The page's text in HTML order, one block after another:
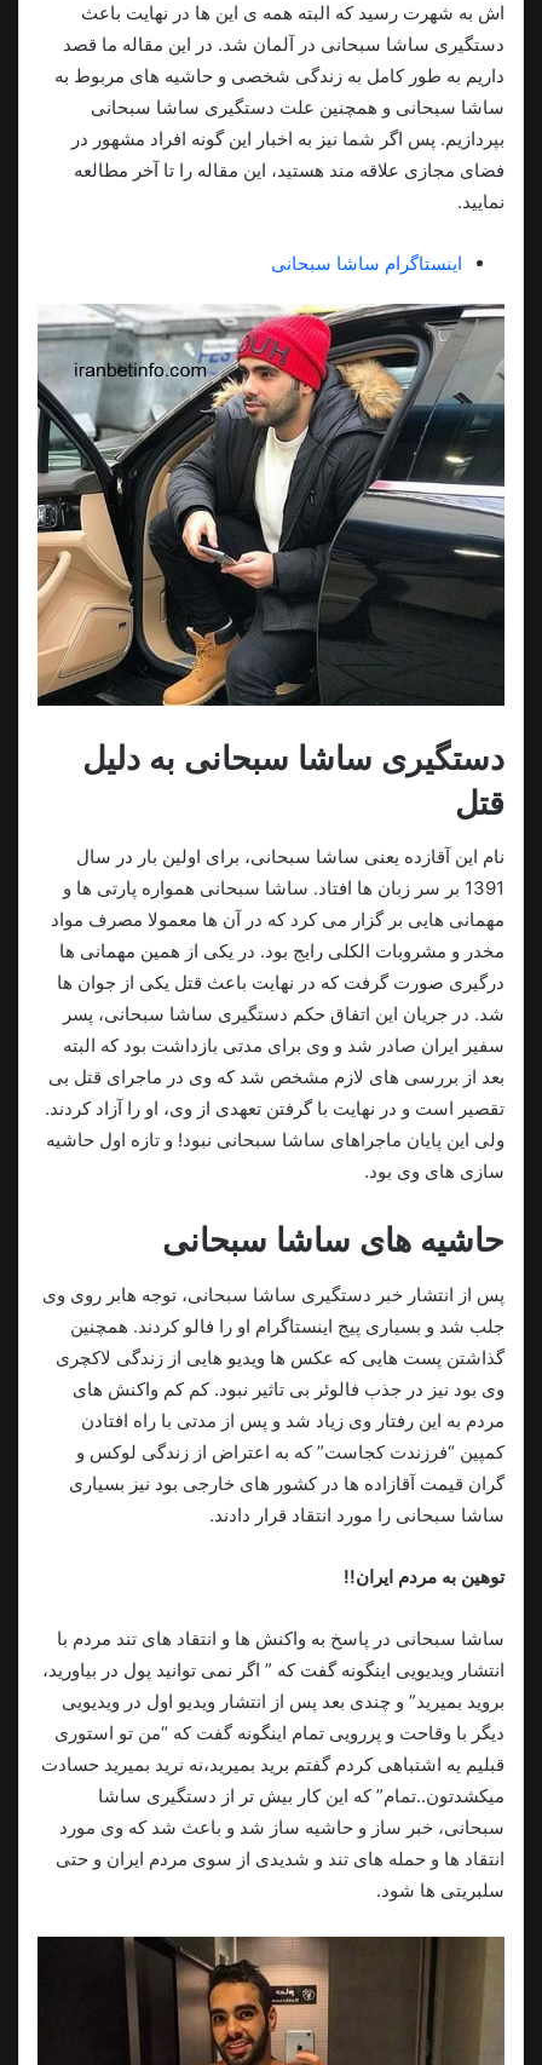
اش به شهرت رسید که البته همه ی این ها در نهایت باعث
دستگیری ساشا سبحانی در آلمان شد. در این مقاله ما قصد
داریم به طور کامل به زندگی شخصی و حاشیه های مربوط به
ساشا سبحانی و همچنین علت دستگیری ساشا سبحانی
بپردازیم. پس اگر شما نیز به اخبار این گونه افراد مشهور در
فضای مجازی علاقه مند هستید، این مقاله را تا آخر مطالعه
نمایید.
اینستاگرام ساشا سبحانی
دستگیری ساشا سبحانی به دلیل
قتل
نام این آقازده یعنی ساشا سبحانی، برای اولین بار در سال
1391 بر سر زبان ها افتاد. ساشا سبحانی همواره پارتی ها و
مهمانی هایی بر گزار می کرد که در آن ها معمولا مصرف مواد
مخدر و مشروبات الکلی رایج بود. در یکی از همین مهمانی ها
درگیری صورت گرفت که در نهایت باعث قتل یکی از جوان ها
شد. در جریان این اتفاق حکم دستگیری ساشا سبحانی، پسر
سفیر ایران صادر شد و وی برای مدتی بازداشت بود که البته
بعد از بررسی های لازم مشخص شد که وی در ماجرای قتل بی
تقصیر است و در نهایت با گرفتن تعهدی از وی، او را آزاد کردند.
ولی این پایان ماجراهای ساشا سبحانی نبود! و تازه اول حاشیه
سازی های وی بود.
حاشیه های ساشا سبحانی
پس از انتشار خبر دستگیری ساشا سبحانی، توجه هابر روی وی
جلب شد و بسیاری پیج اینستاگرام او را فالو کردند. همچنین
گذاشتن پست هایی که عکس ها ویدیو هایی از زندگی لاکچری
وی بود نیز در جذب فالوئر بی تاثیر نبود. کم کم واکنش های
مردم به این رفتار وی زیاد شد و پس از مدتی با راه افتادن
کمپین “فرزندت کجاست” که به اعتراض از زندگی لوکس و
گران قیمت آقازاده ها در کشور های خارجی بود نیز بسیاری
ساشا سبحانی را مورد انتقاد قرار دادند.
توهین به مردم ایران!!
ساشا سبحانی در پاسخ به واکنش ها و انتقاد های تند مردم با
انتشار ویدیویی اینگونه گفت که ” اگر نمی توانید پول در بیاورید،
بروید بمیرید” و چندی بعد پس از انتشار ویدیو اول در ویدیویی
دیگر با وقاحت و پررویی تمام اینگونه گفت که “من تو استوری
قبلیم یه اشتباهی کردم گفتم برید بمیرید،نه نرید بمیرید حسادت
میکشدتون..تمام” که این کار بیش تر از دستگیری ساشا
سبحانی، خبر ساز و حاشیه ساز شد و باعث شد که وی مورد
انتقاد ها و حمله های تند و شدیدی از سوی مردم ایران و حتی
سلبریتی ها شود.